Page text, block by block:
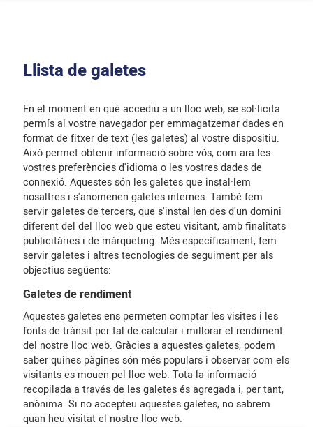
Llista de galetes
En el moment en què accediu a un lloc web, se sol·licita
permís al vostre navegador per emmagatzemar dades en
format de fitxer de text (les galetes) al vostre dispositiu.
Això permet obtenir informació sobre vós, com ara les
vostres preferències d'idioma o les vostres dades de
connexió. Aquestes són les galetes que instal·lem
nosaltres i s'anomenen galetes internes. També fem
servir galetes de tercers, que s'instal·len des d'un domini
diferent del del lloc web que esteu visitant, amb finalitats
publicitàries i de màrqueting. Més específicament, fem
servir galetes i altres tecnologies de seguiment per als
objectius següents:
Galetes de rendiment
Aquestes galetes ens permeten comptar les visites i les
fonts de trànsit per tal de calcular i millorar el rendiment
del nostre lloc web. Gràcies a aquestes galetes, podem
saber quines pàgines són més populars i observar com els
visitants es mouen pel lloc web. Tota la informació
recopilada a través de les galetes és agregada i, per tant,
anònima. Si no accepteu aquestes galetes, no sabrem
quan heu visitat el nostre lloc web.